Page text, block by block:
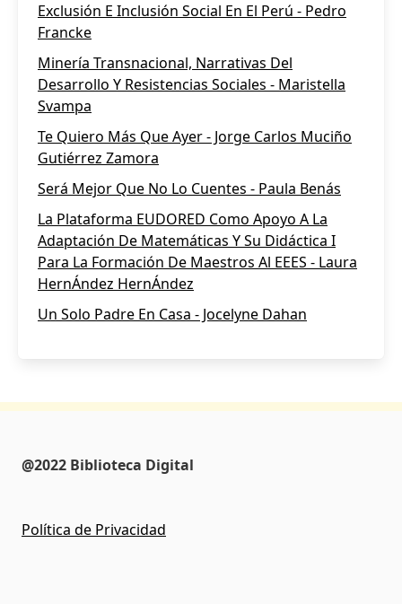
Exclusión E Inclusión Social En El Perú - Pedro
Francke
Minería Transnacional, Narrativas Del
Desarrollo Y Resistencias Sociales - Maristella
Svampa
Te Quiero Más Que Ayer - Jorge Carlos Muciño
Gutiérrez Zamora
Será Mejor Que No Lo Cuentes - Paula Benás
La Plataforma EUDORED Como Apoyo A La
Adaptación De Matemáticas Y Su Didáctica I
Para La Formación De Maestros Al EEES - Laura
HernÁndez HernÁndez
Un Solo Padre En Casa - Jocelyne Dahan
@2022 Biblioteca Digital
Política de Privacidad